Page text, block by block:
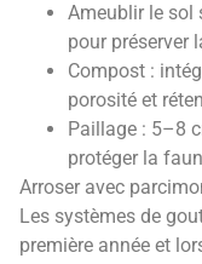
Ameublir le sol
pour préserver
Compost :
porosité et
Paillage : 5–8
protéger la
Arroser avec
Les systèmes de
première année et